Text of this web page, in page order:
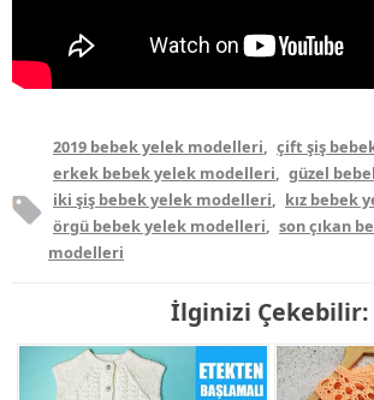
2019 bebek yelek modelleri, çift şiş
erkek bebek yelek modelleri, güzel
iki şiş bebek yelek modelleri, kız bebek
örgü bebek yelek modelleri, son çıkan
modelleri
İlginizi Çekebilir: